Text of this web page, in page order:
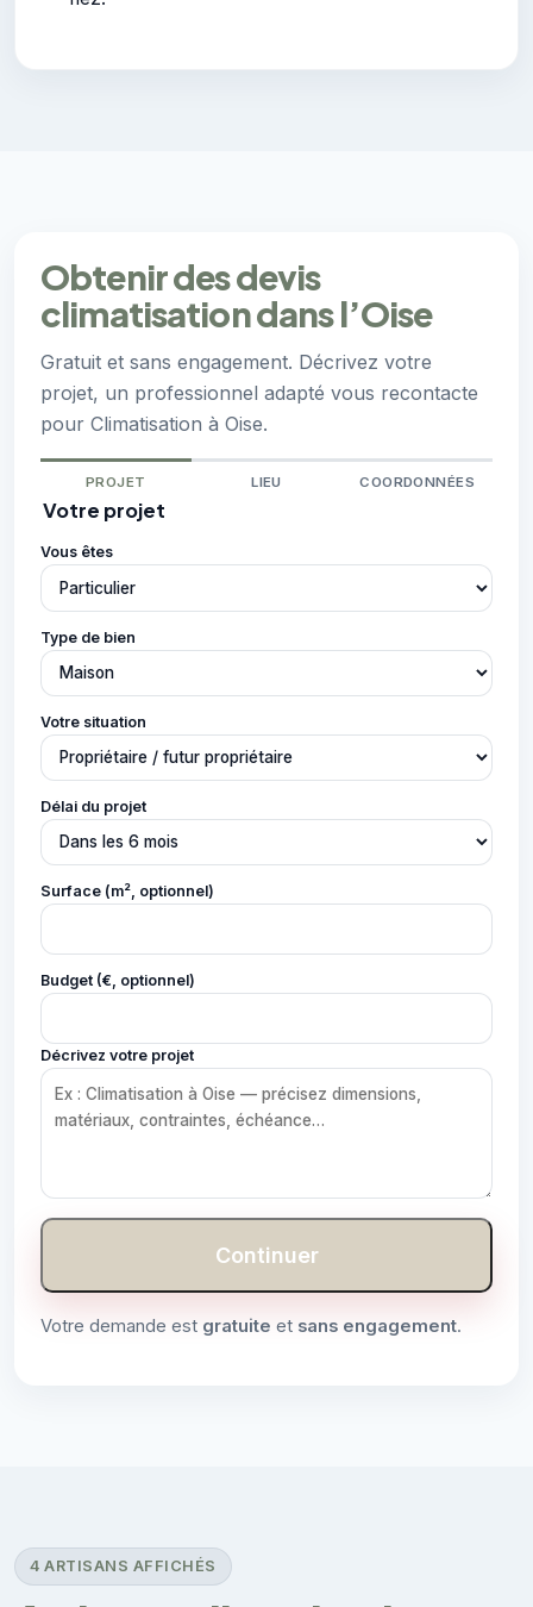
Obtenir des devis
climatisation dans l’Oise
Gratuit et sans engagement. Décrivez votre
projet, un professionnel adapté vous recontacte
pour Climatisation à Oise.
PROJET LIEU COORDONNÉES
Votre projet
Vous êtes
Type de bien
Votre situation
Délai du projet
Surface (m², optionnel)
Budget (€, optionnel)
Décrivez votre projet
Continuer
Votre demande est gratuite et sans engagement.
4 ARTISANS AFFICHÉS